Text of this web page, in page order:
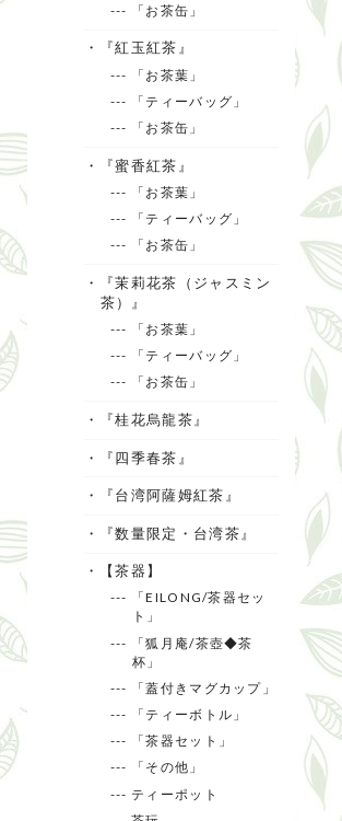
--- 「お茶缶」
・『紅玉紅茶』
--- 「お茶葉」
--- 「ティーバッグ」
--- 「お茶缶」
・『蜜香紅茶』
--- 「お茶葉」
--- 「ティーバッグ」
--- 「お茶缶」
・『茉莉花茶（ジャスミン
茶）』
--- 「お茶葉」
--- 「ティーバッグ」
--- 「お茶缶」
・『桂花烏龍茶』
・『四季春茶』
・『台湾阿薩姆紅茶』
・『数量限定・台湾茶』
・【茶器】
--- 「EILONG/茶器セッ
ト」
--- 「狐月庵/茶壺◆茶
杯」
--- 「蓋付きマグカップ」
--- 「ティーボトル」
--- 「茶器セット」
--- 「その他」
--- ティーポット